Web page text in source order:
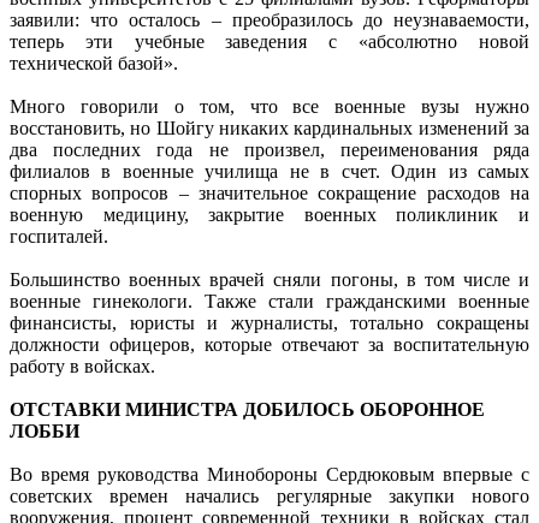
заявили: что осталось – преобразилось до неузнаваемости,
теперь эти учебные заведения с «абсолютно новой
технической базой».
Много говорили о том, что все военные вузы нужно
восстановить, но Шойгу никаких кардинальных изменений за
два последних года не произвел, переименования ряда
филиалов в военные училища не в счет. Один из самых
спорных вопросов – значительное сокращение расходов на
военную медицину, закрытие военных поликлиник и
госпиталей.
Большинство военных врачей сняли погоны, в том числе и
военные гинекологи. Также стали гражданскими военные
финансисты, юристы и журналисты, тотально сокращены
должности офицеров, которые отвечают за воспитательную
работу в войсках.
ОТСТАВКИ МИНИСТРА ДОБИЛОСЬ ОБОРОННОЕ
ЛОББИ
Во время руководства Минобороны Сердюковым впервые с
советских времен начались регулярные закупки нового
вооружения, процент современной техники в войсках стал